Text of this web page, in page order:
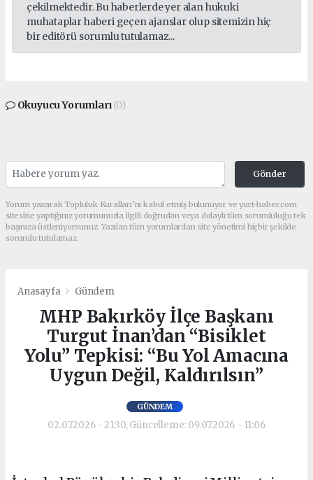
çekilmektedir. Bu haberlerde yer alan hukuki
muhataplar haberi geçen ajanslar olup sitemizin hiç
bir editörü sorumlu tutulamaz...
Okuyucu Yorumları(0)
Gönder
Yorum yazarak Topluluk Kuralları’nı kabul etmiş bulunuyor ve yurt-haber.com
sitesine yaptığınız yorumunuzla ilgili doğrudan veya dolaylı tüm sorumluluğu tek
başınıza üstleniyorsunuz. Yazılan tüm yorumlardan site yönetimi hiçbir şekilde
sorumlu tutulamaz.
Anasayfa Gündem
MHP Bakırköy İlçe Başkanı
Turgut İnan’dan “Bisiklet
Yolu” Tepkisi: “Bu Yol Amacına
Uygun Değil, Kaldırılsın”
GÜNDEM
02.07.2026 - 21:30, Güncelleme: 09.07.2026 - 11:06